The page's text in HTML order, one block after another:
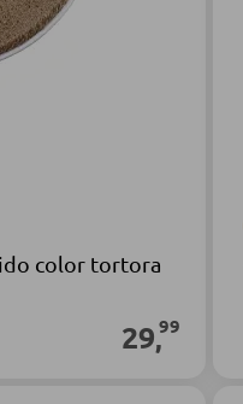
color tortora
29,99